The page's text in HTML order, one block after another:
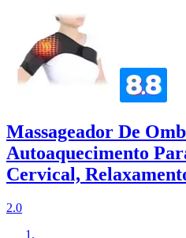
Massageador De
Autoaquecimento
Cervical,
2.0